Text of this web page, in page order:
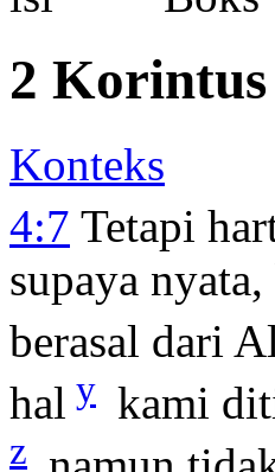
2 Korintus
Konteks
4:7 Tetapi
supaya
berasal dari
hal y kami
z